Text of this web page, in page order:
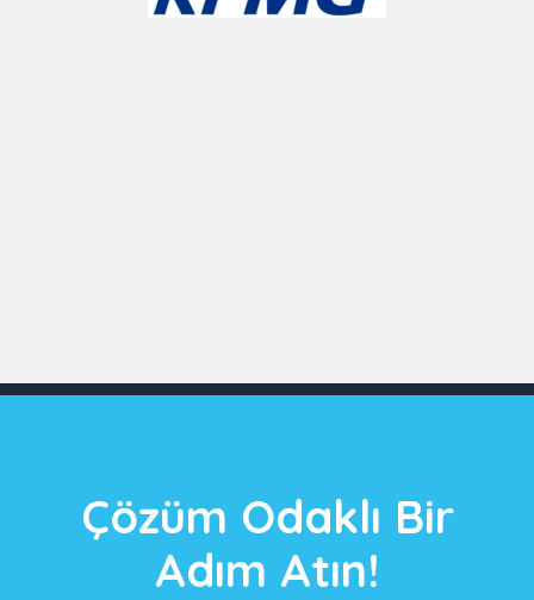
Çözüm Odaklı Bir
Adım Atın!